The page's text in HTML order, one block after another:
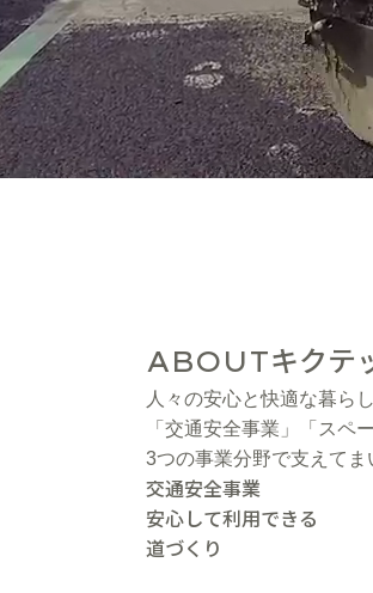
ABOUTキクテ
人々の安心と快適な暮ら
「交通安全事業」「スペ
3つの事業分野で支えてま
交通安全事業
安心して利用できる
道づくり